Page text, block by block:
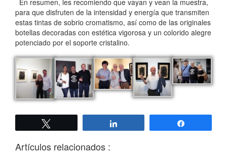
para que disfruten de la intensidad y energía que transmiten
estas tintas de sobrio cromatismo, así como de las originales
botellas decoradas con estética vigorosa y un colorido alegre
potenciado por el soporte cristalino.
Artículos relacionados :